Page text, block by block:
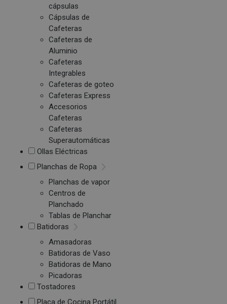
cápsulas
Cápsulas de
Cafeteras
Cafeteras de
Aluminio
Cafeteras
Integrables
Cafeteras de goteo
Cafeteras Express
Accesorios
Cafeteras
Cafeteras
Superautomáticas
Ollas Eléctricas
Planchas de Ropa
Planchas de vapor
Centros de
Planchado
Tablas de Planchar
Batidoras
Amasadoras
Batidoras de Vaso
Batidoras de Mano
Picadoras
Tostadores
Placa de Cocina Portátil